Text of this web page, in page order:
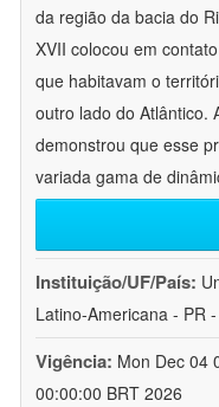
da região da bacia do
XVII colocou em
que habitavam o
outro lado do Atlântico.
demonstrou que esse
variada gama de
Instituição/UF/País:
Latino-Americana - PR
Vigência: Mon Dec 04
00:00:00 BRT 2026